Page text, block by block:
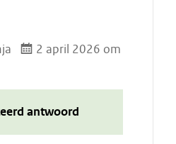
2 april 2026 om
antwoord